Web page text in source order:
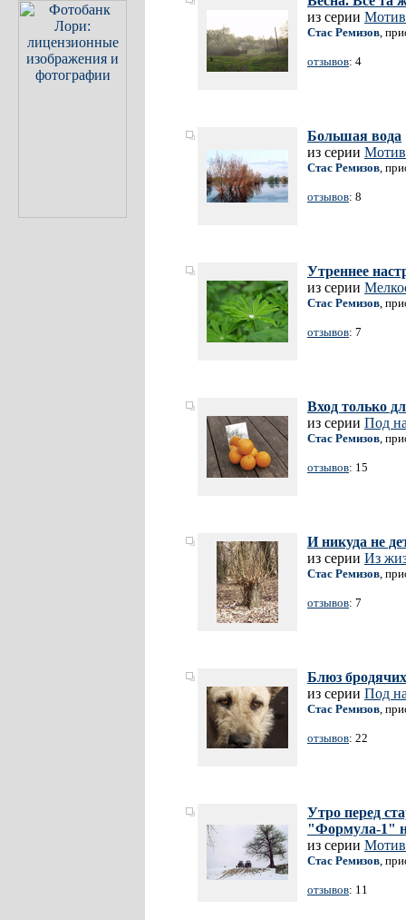
из серии
Стас Ремизов,
отзывов: 4
Большая вода
из серии
Стас Ремизов,
отзывов: 8
Утреннее
из серии
Стас Ремизов,
отзывов: 7
Вход только
из серии Под
Стас Ремизов,
отзывов: 15
И никуда не
из серии Из
Стас Ремизов,
отзывов: 7
Блюз
из серии Под
Стас Ремизов,
отзывов: 22
Утро перед
"Формула-1"
из серии
Стас Ремизов,
отзывов: 11